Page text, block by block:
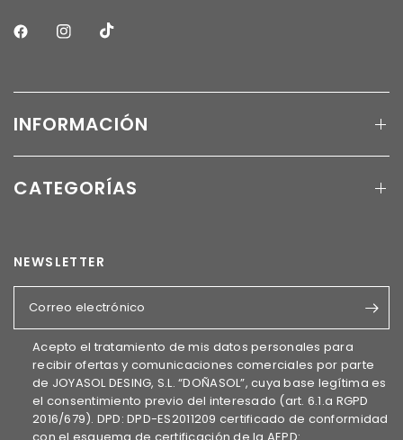
INFORMACIÓN
CATEGORÍAS
NEWSLETTER
Correo electrónico
Acepto el tratamiento de mis datos personales para
recibir ofertas y comunicaciones comerciales por parte
de JOYASOL DESING, S.L. “DOÑASOL”, cuya base legítima es
el consentimiento previo del interesado (art. 6.1.a RGPD
2016/679). DPD: DPD-ES2011209 certificado de conformidad